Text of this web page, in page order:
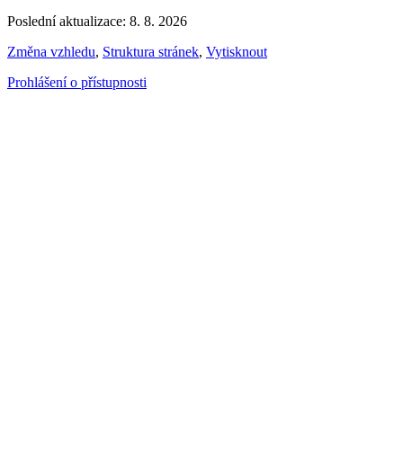
Poslední aktualizace: 8. 8. 2026
Změna vzhledu, Struktura stránek, Vytisknout
Prohlášení o přístupnosti